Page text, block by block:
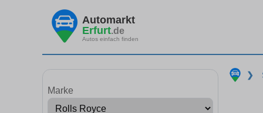
Automarkt
Erfurt.de
Autos einfach finden
Marke
❯